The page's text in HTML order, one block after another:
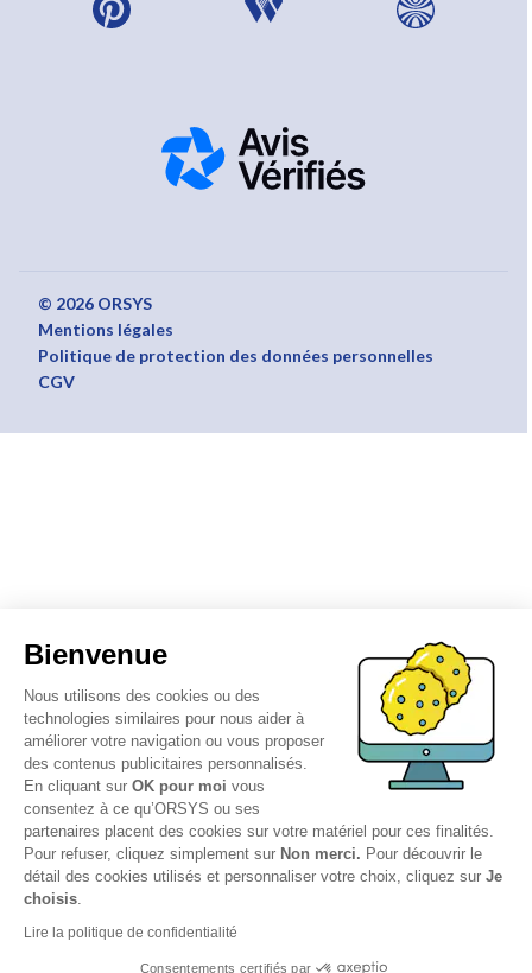
© 2026 ORSYS
Mentions légales
Politique de protection des données personnelles
CGV
Bienvenue
Nous utilisons des cookies ou des
technologies similaires pour nous aider à
améliorer votre navigation ou vous proposer
des contenus publicitaires personnalisés.
En cliquant sur OK pour moi vous
consentez à ce qu’ORSYS ou ses
partenaires placent des cookies sur votre matériel pour ces finalités.
Pour refuser, cliquez simplement sur Non merci. Pour découvrir le
détail des cookies utilisés et personnaliser votre choix, cliquez sur Je
choisis.
Lire la politique de confidentialité
Consentements certifiés par